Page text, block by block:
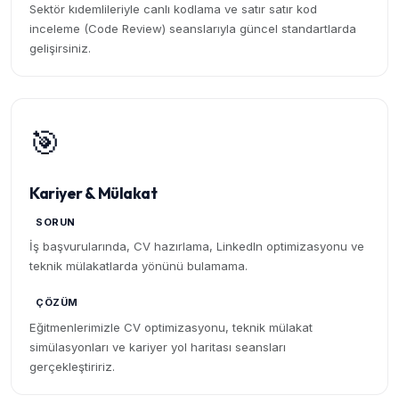
Sektör kıdemlileriyle canlı kodlama ve satır satır kod
inceleme (Code Review) seanslarıyla güncel standartlarda
gelişirsiniz.
🎯
Kariyer & Mülakat
SORUN
İş başvurularında, CV hazırlama, LinkedIn optimizasyonu ve
teknik mülakatlarda yönünü bulamama.
ÇÖZÜM
Eğitmenlerimizle CV optimizasyonu, teknik mülakat
simülasyonları ve kariyer yol haritası seansları
gerçekleştiririz.